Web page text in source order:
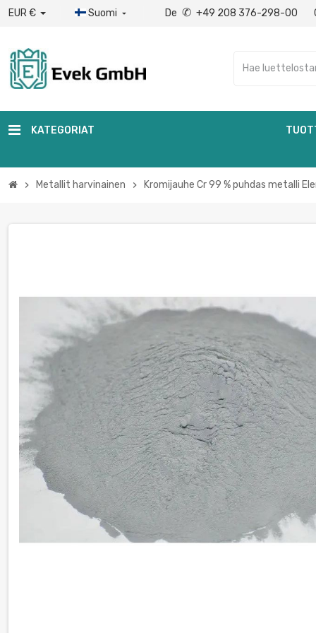
EUR € Suomi  De ✆ +49 208 376-298-00
KATEGORIAT
chevron_right Metallit harvinainen chevron_right Kromijauhe Cr 99 % puhdas metalli